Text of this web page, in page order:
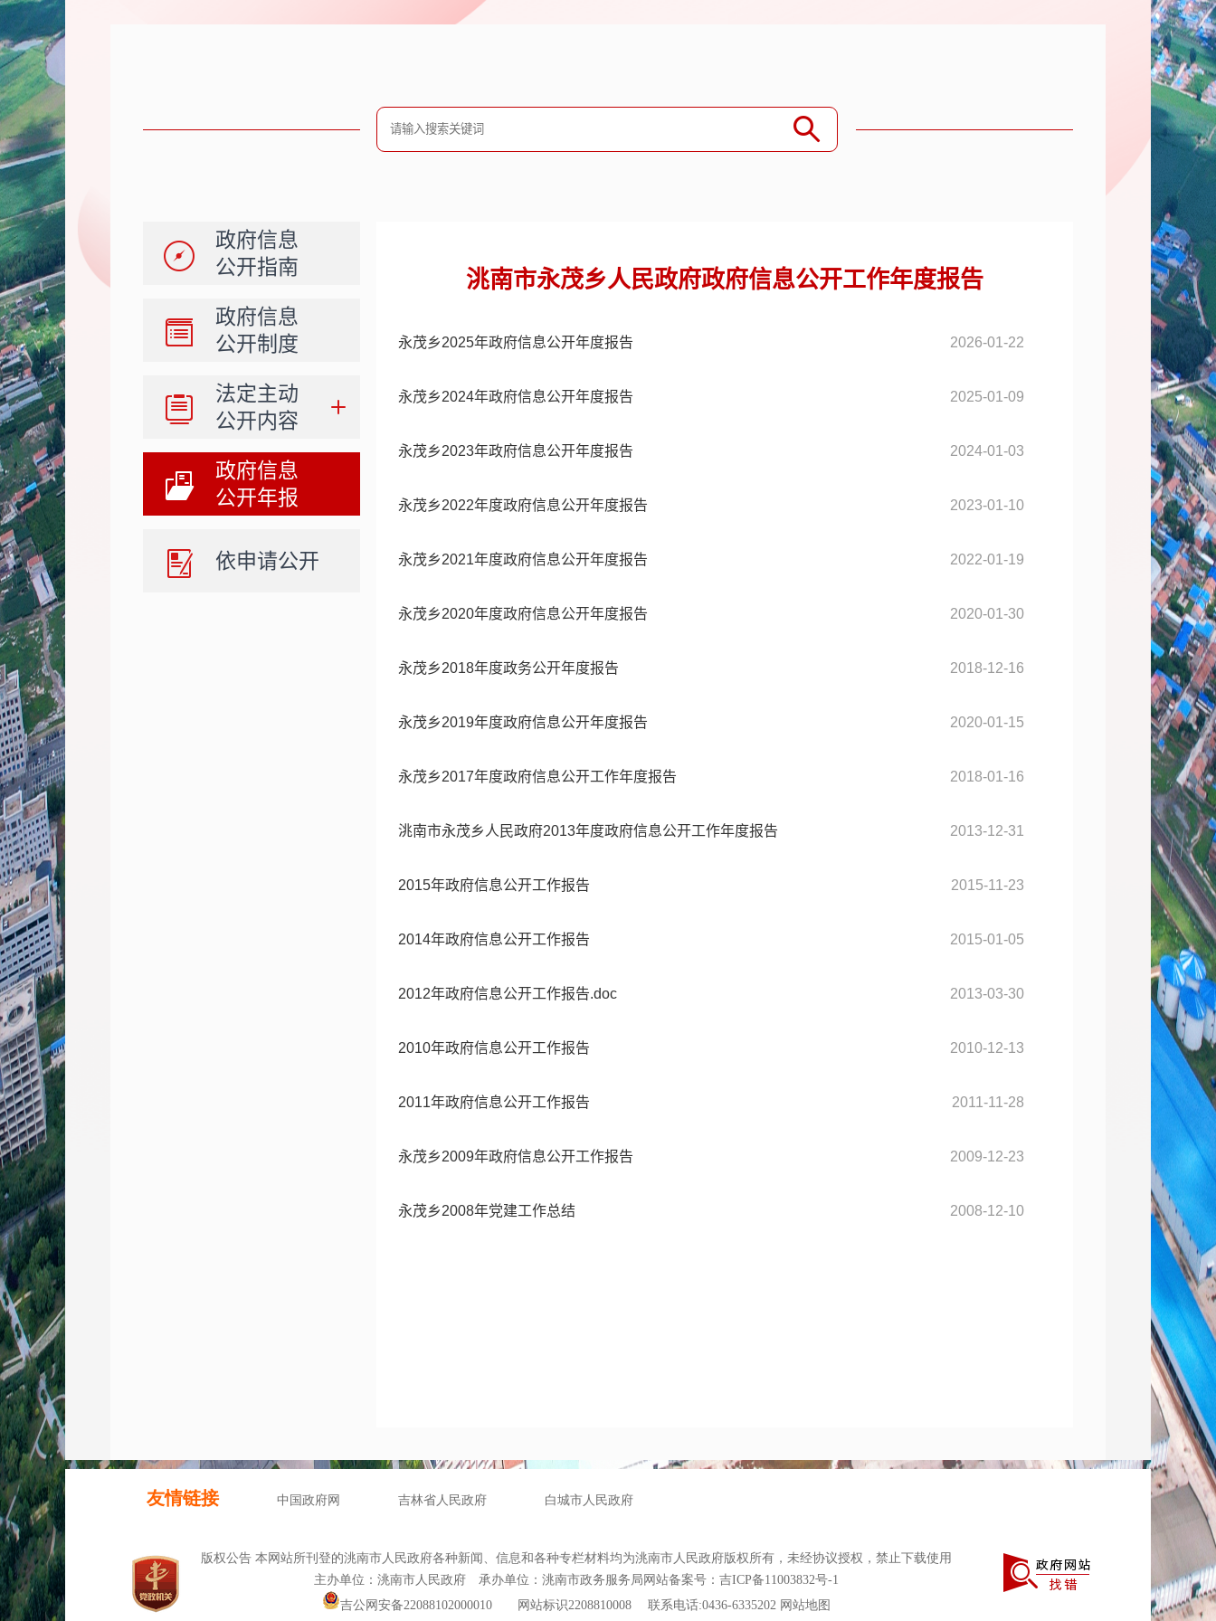
政府信息
公开指南
政府信息
公开制度
法定主动
公开内容
政府信息
公开年报
依申请公开
洮南市永茂乡人民政府政府信息公开工作年度报告
永茂乡2025年政府信息公开年度报告 2026-01-22
永茂乡2024年政府信息公开年度报告 2025-01-09
永茂乡2023年政府信息公开年度报告 2024-01-03
永茂乡2022年度政府信息公开年度报告 2023-01-10
永茂乡2021年度政府信息公开年度报告 2022-01-19
永茂乡2020年度政府信息公开年度报告 2020-01-30
永茂乡2018年度政务公开年度报告 2018-12-16
永茂乡2019年度政府信息公开年度报告 2020-01-15
永茂乡2017年度政府信息公开工作年度报告 2018-01-16
洮南市永茂乡人民政府2013年度政府信息公开工作年度报告 2013-12-31
2015年政府信息公开工作报告 2015-11-23
2014年政府信息公开工作报告 2015-01-05
2012年政府信息公开工作报告.doc 2013-03-30
2010年政府信息公开工作报告 2010-12-13
2011年政府信息公开工作报告 2011-11-28
永茂乡2009年政府信息公开工作报告 2009-12-23
永茂乡2008年党建工作总结 2008-12-10